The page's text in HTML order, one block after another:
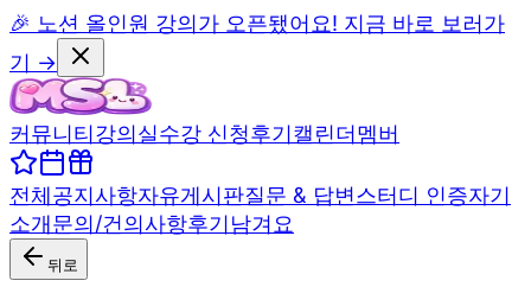
🎉 노션 올인원 강의가 오픈됐어요! 지금 바로 보러가
기 →
커뮤니티강의실수강 신청후기캘린더멤버
전체공지사항자유게시판질문 & 답변스터디 인증자기
소개문의/건의사항후기남겨요
뒤로